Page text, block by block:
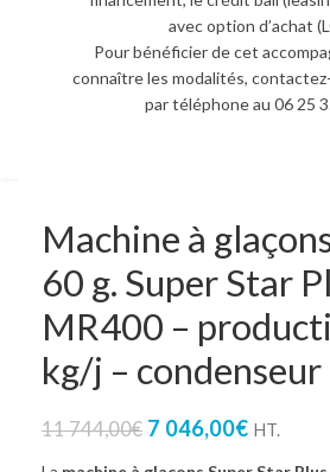
avec option d’achat
Pour bénéficier de cet
connaître les modalités,
par téléphone au 06 25
Machine à
60 g. Super Star
MR400 –
kg/j –
11 744,00€ 7 046,00€ HT.